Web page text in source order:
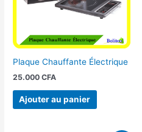
Plaque Chauffante Électrique
25.000CFA
Ajouter au panier